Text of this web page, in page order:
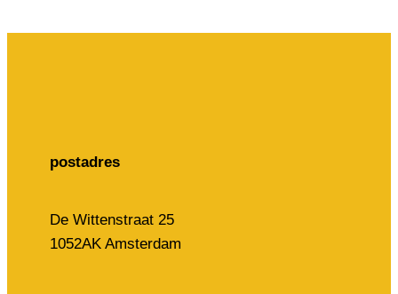
postadres
De Wittenstraat 25
1052AK Amsterdam